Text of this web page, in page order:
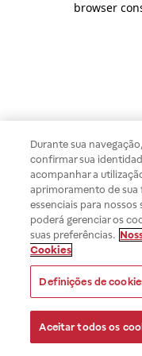
browser
Durante sua
confirmar sua
acompanhar a
aprimoramento de sua
essenciais para
poderá gerenciar os
suas preferências.
Cookies
Definições de
Aceitar todos os